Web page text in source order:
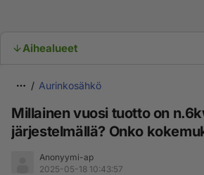
Aihealueet
Aurinkosähkö
Millainen vuosi tuotto on
järjestelmällä? Onko
Anonyymi-ap
2025-05-18 10:43:57